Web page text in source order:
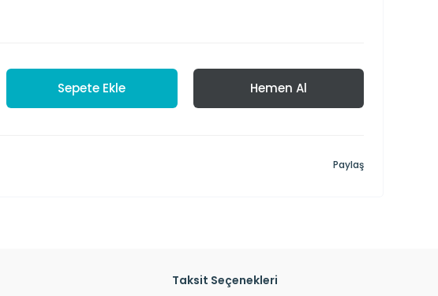
Sepete Ekle Hemen Al
Paylaş
Taksit Seçenekleri